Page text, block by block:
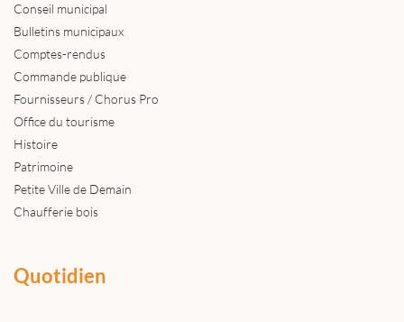
Conseil municipal
Bulletins municipaux
Comptes-rendus
Commande publique
Fournisseurs / Chorus Pro
Office du tourisme
Histoire
Patrimoine
Petite Ville de Demain
Chaufferie bois
Quotidien